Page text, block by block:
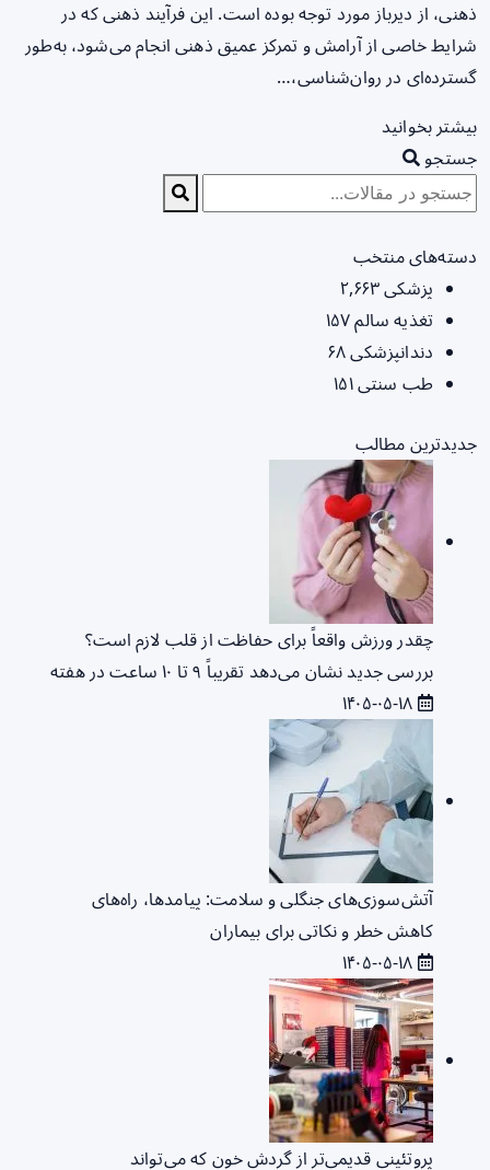
ذهنی، از دیرباز مورد توجه بوده است. این فرآیند ذهنی که در
شرایط خاصی از آرامش و تمرکز عمیق ذهنی انجام می‌شود، به‌طور
گسترده‌ای در روان‌شناسی،…
بیشتر بخوانید
جستجو
دسته‌های منتخب
پزشکی۲,۶۶۳
تغذیه سالم۱۵۷
دندانپزشکی۶۸
طب سنتی۱۵۱
جدیدترین مطالب
چقدر ورزش واقعاً برای حفاظت از قلب لازم است؟
بررسی جدید نشان می‌دهد تقریباً ۹ تا ۱۰ ساعت در هفته
آتش‌سوزی‌های جنگلی و سلامت: پیامدها، راه‌های
کاهش خطر و نکاتی برای بیماران
پروتئینی قدیمی‌تر از گردش خون که می‌تواند